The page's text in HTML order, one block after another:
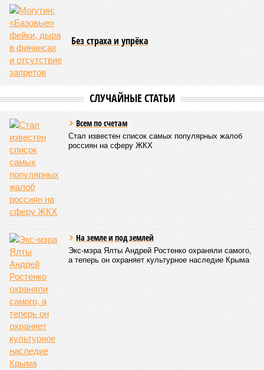
Кировской областей), 2 млн человек остались без крова,
ещё столько же погибли в результате спровоцированной
катастрофой пандемии.
Третье место по кровожадности в рейтинге стихийных
бедствий занимает смертоносный циклон Бхола 1970 года,
историю наблюдений. Он поразил территории современной
индийского штата Западная Бенгалия. Шторма унесли
жизни полумиллиона человек.
Кажется, стремящаяся сохранить свою чистоту природа
что-то знала о том, какие именно страны станут со
временем самыми «грязными» в плане производств, и
планомерно подтачивала их демографию. А как ещё
объяснить то, что в топ-10 природных катастроф почти все
места занимают бедствия, разразившиеся в Индии,
Европу подобные катастрофы никогда не затрагивали,
здесь беды были другими, включая массовый голод и
масштабные эпидемии вроде бубонной чумы (200 млн
погибших) или «испанки» (по разным оценкам, от 17,4 до
100 млн погибших во всём мире).
Когда земля – дыбом
Но это дела давно минувших дней. А что нам ждать в
дальнейшем? Авторы энциклопедии A-Z Animals,
основываясь на современных научных исследованиях и